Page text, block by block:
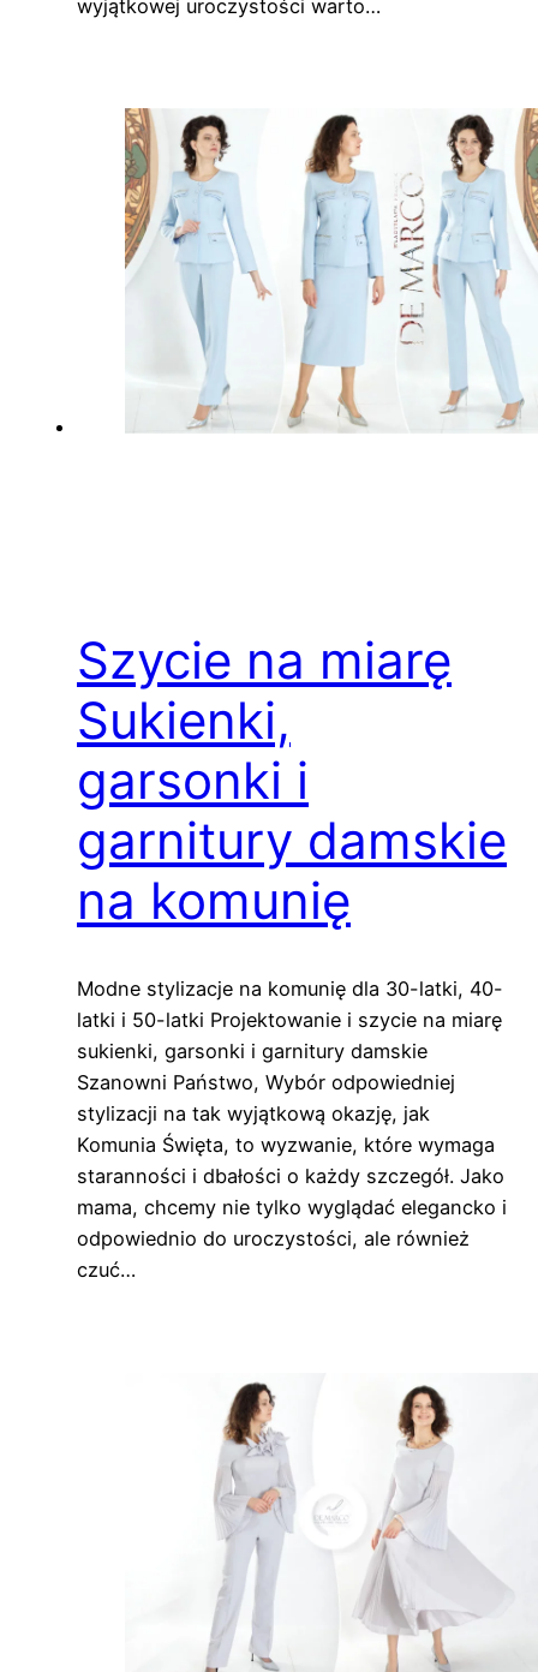
wyjątkowej uroczystości warto…
Szycie na miarę
Sukienki,
garsonki i
garnitury damskie
na komunię
Modne stylizacje na komunię dla 30-latki, 40-
latki i 50-latki Projektowanie i szycie na miarę
sukienki, garsonki i garnitury damskie
Szanowni Państwo, Wybór odpowiedniej
stylizacji na tak wyjątkową okazję, jak
Komunia Święta, to wyzwanie, które wymaga
staranności i dbałości o każdy szczegół. Jako
mama, chcemy nie tylko wyglądać elegancko i
odpowiednio do uroczystości, ale również
czuć…